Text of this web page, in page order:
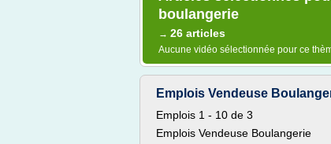
boulangerie
→ 26 articles
Aucune vidéo sélectionnée pour ce
Emplois Vendeuse
Emplois 1 - 10 de 3
Emplois Vendeuse Boulangerie